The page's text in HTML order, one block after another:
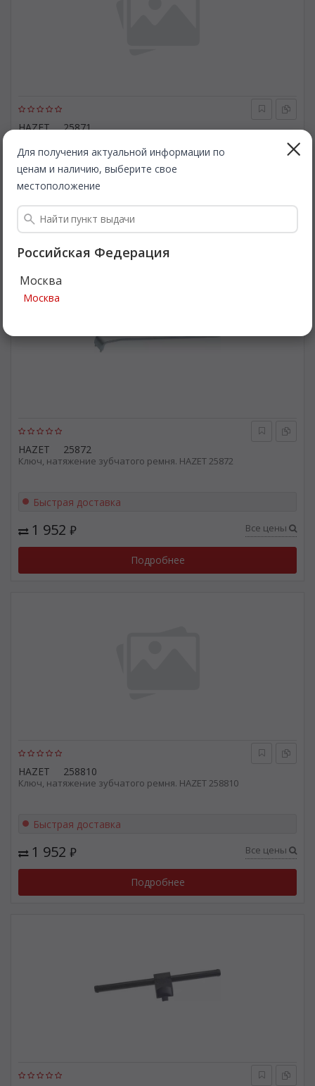
Для получения актуальной информации по
ценам и наличию, выберите свое
местоположение
Российская Федерация
Москва
Москва
HAZET 25871
1 952₽ Все цены
Подробнее
HAZET 25872
Ключ, натяжение зубчатого ремня. HAZET 25872
Советуем
Быстрая доставка
1 952 ₽ Все цены
Подробнее
HAZET 258810
Ключ, натяжение зубчатого ремня. HAZET 258810
Быстрая доставка
1 952 ₽ Все цены
Подробнее